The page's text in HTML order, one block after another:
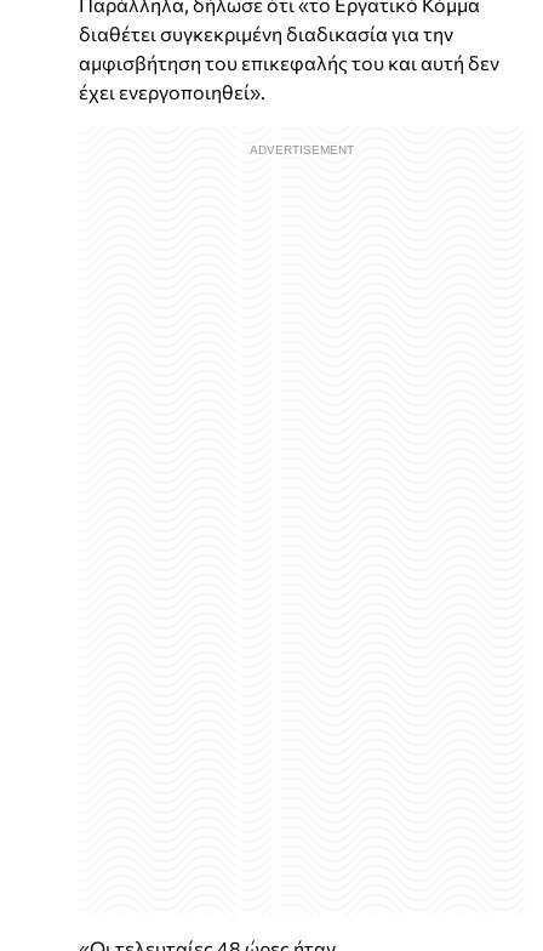
διαθέτει συγκεκριμένη διαδικασία για την
αμφισβήτηση του επικεφαλής του και αυτή δεν
έχει ενεργοποιηθεί».